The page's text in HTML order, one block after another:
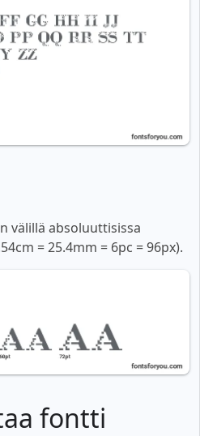
välillä absoluuttisissa
= 25.4mm = 6pc = 96px).
fontti